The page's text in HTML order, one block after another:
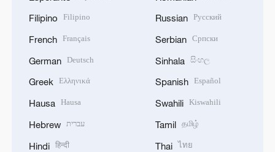
Filipino Filipino
French Français
German Deutsch
Greek Ελληνικά
Hausa Hausa
Hebrew עברית
Hindi हिन्दी
Russian Русский
Serbian Српски
Sinhala සිංහල
Spanish Español
Swahili Kiswahili
Tamil தமிழ்
Thai ไทย